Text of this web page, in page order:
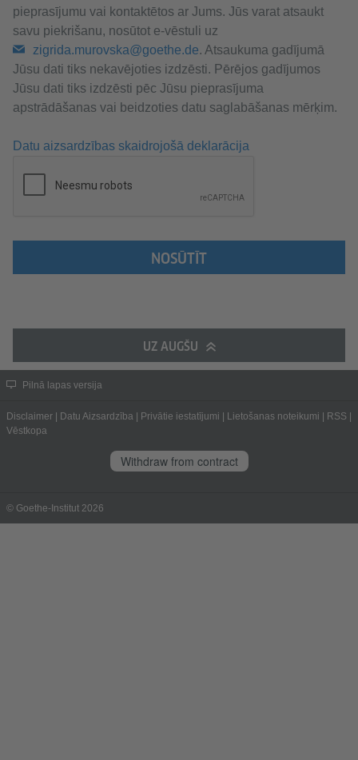
pieprasījumu vai kontaktētos ar Jums. Jūs varat atsaukt
savu piekrišanu, nosūtot e-vēstuli uz
zigrida.murovska@goethe.de. Atsaukuma gadījumā
Jūsu dati tiks nekavējoties izdzēsti. Pērējos gadījumos
Jūsu dati tiks izdzēsti pēc Jūsu pieprasījuma
apstrādāšanas vai beidzoties datu saglabāšanas mērķim.
Datu aizsardzības skaidrojošā deklarācija
NOSŪTĪT
UZ AUGŠU
Pilnā lapas versija
Disclaimer | Datu Aizsardzība | Privātie iestatījumi | Lietošanas noteikumi | RSS |
Vēstkopa
Withdraw from contract
© Goethe-Institut 2026